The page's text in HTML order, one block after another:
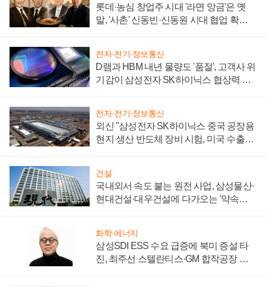
롯데·농심 창업주 시대 '라면 앙금'은 옛
말, '사촌' 신동빈·신동원 시대 협업 확대
전자·전기·정보통신
D램과 HBM 내년 물량도 '품절', 고객사 위
기감이 삼성전자 SK하이닉스 협상력 더
전자·전기·정보통신
외신 "삼성전자 SK하이닉스 중국 공장용
현지 생산 반도체 장비 시험, 미국 수출통
건설
국내외서 속도 붙는 원전 사업, 삼성물산·
현대건설·대우건설에 다가오는 '약속의
화학·에너지
삼성SDI ESS 수요 급증에 북미 증설 타
진, 최주선 스텔란티스·GM 합작공장 건